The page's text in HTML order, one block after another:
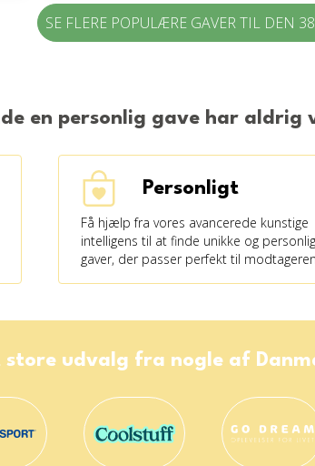
rating på 4.3 ud af 5
SE FLERE POPULÆRE GAVER TIL DEN
en personlig gave har aldrig
Personligt
Få hjælp fra vores avancerede kunstige
intelligens til at finde unikke og
gaver, der passer perfekt til
udvalg fra nogle af